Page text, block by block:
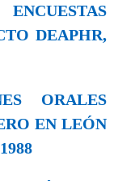
DEAPHR,
ORALES
EN LEÓN